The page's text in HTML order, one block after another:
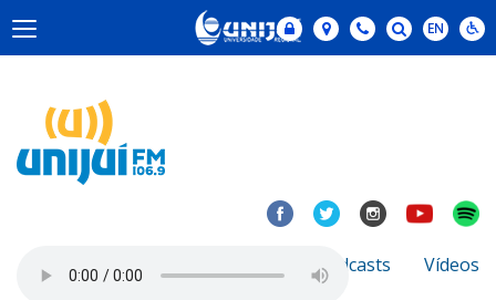
Notícias Podcasts Vídeos